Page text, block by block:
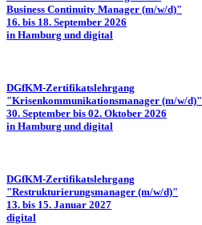
Business Continuity Manager (m/w/d)"
16. bis 18. September 2026
in Hamburg und digital
DGfKM-Zertifikatslehrgang
"Krisenkommunikationsmanager (m/w/d)"
30. September bis 02. Oktober 2026
in Hamburg und digital
DGfKM-Zertifikatslehrgang
"Restrukturierungsmanager (m/w/d)"
13. bis 15. Januar 2027
digital